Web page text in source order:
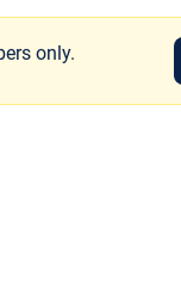
only.